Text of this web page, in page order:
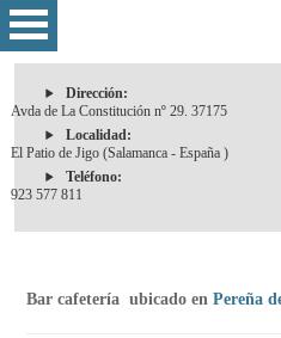
Dirección:
Avda de La Constitución nº 29. 37175
Localidad:
El Patio de Jigo (Salamanca - España )
Teléfono:
923 577 811
Bar cafetería ubicado en Pereña